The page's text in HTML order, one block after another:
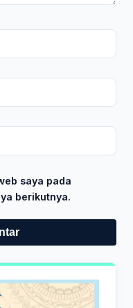
saya pada
berikutnya.